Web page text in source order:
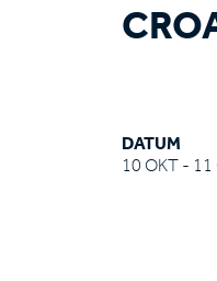
DATUM
10 OKT -